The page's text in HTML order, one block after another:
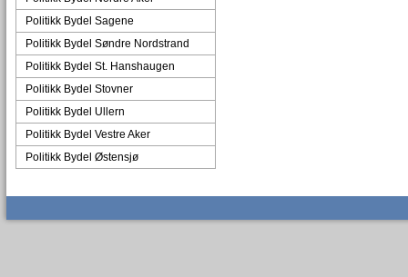
Politikk Bydel Sagene
Politikk Bydel Søndre Nordstrand
Politikk Bydel St. Hanshaugen
Politikk Bydel Stovner
Politikk Bydel Ullern
Politikk Bydel Vestre Aker
Politikk Bydel Østensjø